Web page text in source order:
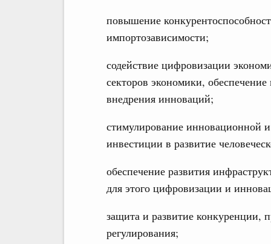
повышение
импортозависимости;
содействие цифровизации
секторов экономики,
внедрения инноваций;
стимулирование инновационной
инвестиции в развитие
обеспечение развития
для этого цифровизации и
защита и развитие конкуренции,
регулирования;